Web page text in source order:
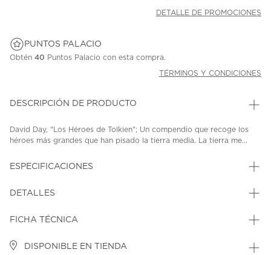
DETALLE DE PROMOCIONES
PUNTOS PALACIO
Obtén 40 Puntos Palacio con esta compra.
TÉRMINOS Y CONDICIONES
DESCRIPCIÓN DE PRODUCTO
David Day, "Los Héroes de Tolkien"; Un compendio que recoge los
héroes más grandes que han pisado la tierra media. La tierra me...
ESPECIFICACIONES
DETALLES
FICHA TÉCNICA
DISPONIBLE EN TIENDA